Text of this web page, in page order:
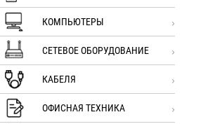
КОМПЬЮТЕРЫ
СЕТЕВОЕ ОБОРУДОВАНИЕ
КАБЕЛЯ
ОФИСНАЯ ТЕХНИКА